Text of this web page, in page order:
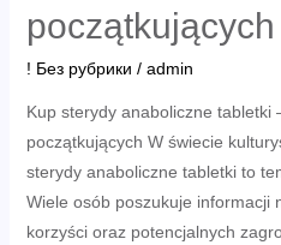
początkujących
! Без рубрики / admin
Kup sterydy anaboliczne tabletki
początkujących W świecie
sterydy anaboliczne tabletki to
Wiele osób poszukuje informacji
korzyści oraz potencjalnych